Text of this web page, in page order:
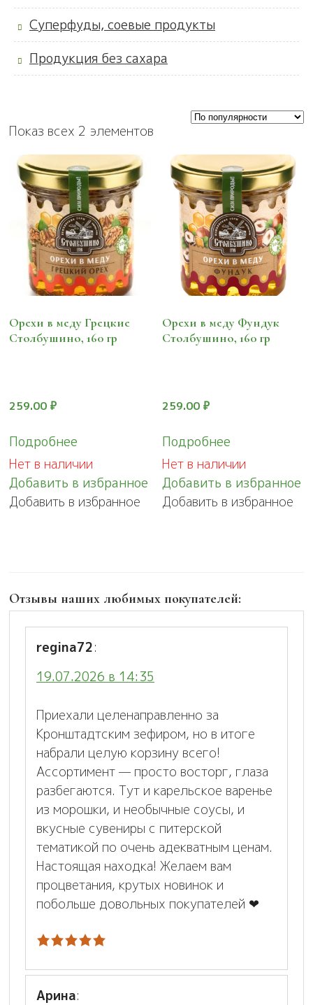
Суперфуды, соевые продукты
Продукция без сахара
Показ всех 2 элементов
Орехи в меду Грецкие
Столбушино, 160 гр
259.00 ₽
Подробнее
Нет в наличии
Добавить в избранное
Добавить в избранное
Орехи в меду Фундук
Столбушино, 160 гр
259.00₽
Подробнее
Нет в наличии
Добавить в избранное
Добавить в избранное
Отзывы наших любимых покупателей:
regina72:
19.07.2026 в 14:35
Приехали целенаправленно за
Кронштадтским зефиром, но в итоге
набрали целую корзину всего!
Ассортимент — просто восторг, глаза
разбегаются. Тут и карельское варенье
из морошки, и необычные соусы, и
вкусные сувениры с питерской
тематикой по очень адекватным ценам.
Настоящая находка! Желаем вам
процветания, крутых новинок и
побольше довольных покупателей ❤
Арина: